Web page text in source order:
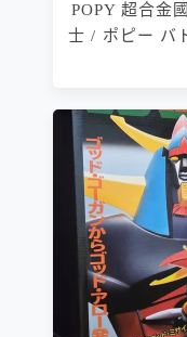
POPY 超合金
士 / ポピー バ